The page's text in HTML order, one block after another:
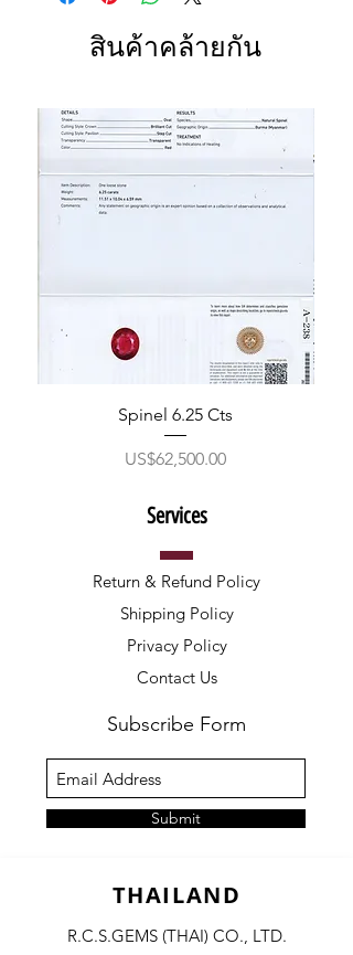
สินค้าคล้ายกัน
Spinel 6.25 Cts
ราคา
US$62,500.00
Services
Return & Refund Policy
Shipping Policy
Privacy Policy
Contact Us
Subscribe Form
Submit
THAILAND
R.C.S.GEMS (THAI) CO., LTD.